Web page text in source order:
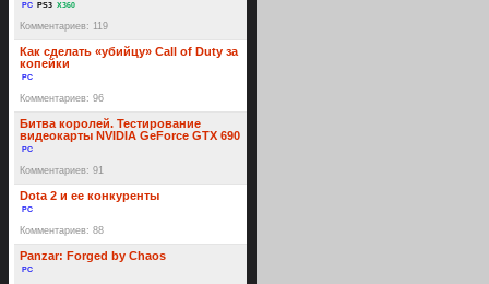
PC PS3 X360
Комментариев: 119
Как сделать «убийцу» Call of Duty за
копейки
PC
Комментариев: 96
Битва королей. Тестирование
видеокарты NVIDIA GeForce GTX 690
PC
Комментариев: 91
Dota 2 и ее конкуренты
PC
Комментариев: 88
Panzar: Forged by Chaos
PC